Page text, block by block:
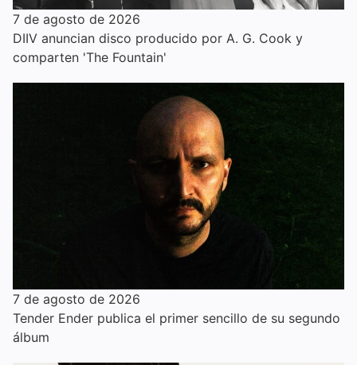
7 de agosto de 2026
DIIV anuncian disco producido por A. G. Cook y
comparten 'The Fountain'
7 de agosto de 2026
Tender Ender publica el primer sencillo de su segundo
álbum